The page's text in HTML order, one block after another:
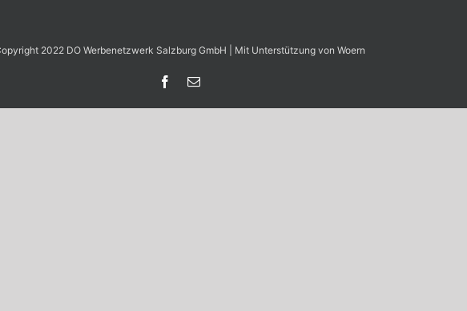
2022 DO Werbenetzwerk Salzburg GmbH | Mit Unterstützung von Woern
Facebook
E-